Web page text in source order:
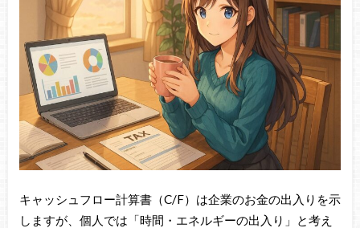
キャッシュフロー計算書（C/F）は企業のお金の出入りを示
しますが、個人では「時間・エネルギーの出入り」と考え